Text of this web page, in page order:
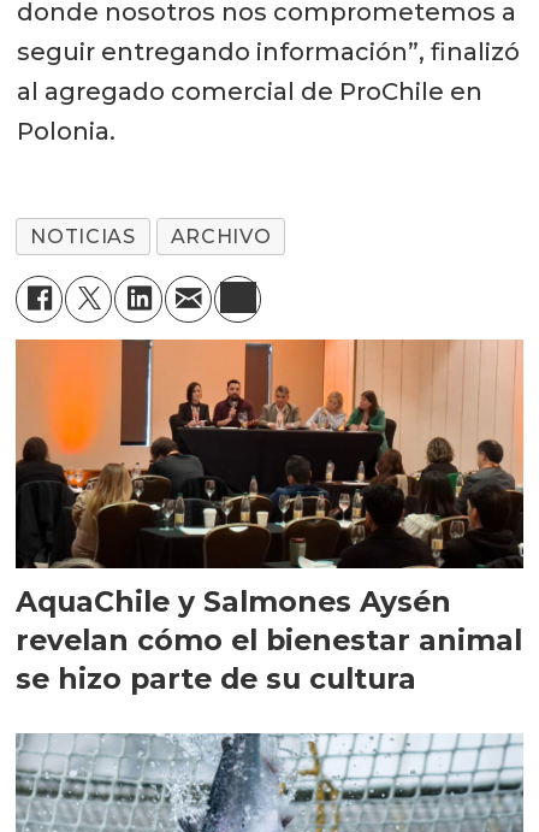
donde nosotros nos comprometemos a
seguir entregando información”, finalizó
al agregado comercial de ProChile en
Polonia.
NOTICIAS ARCHIVO
AquaChile y Salmones Aysén
revelan cómo el bienestar animal
se hizo parte de su cultura